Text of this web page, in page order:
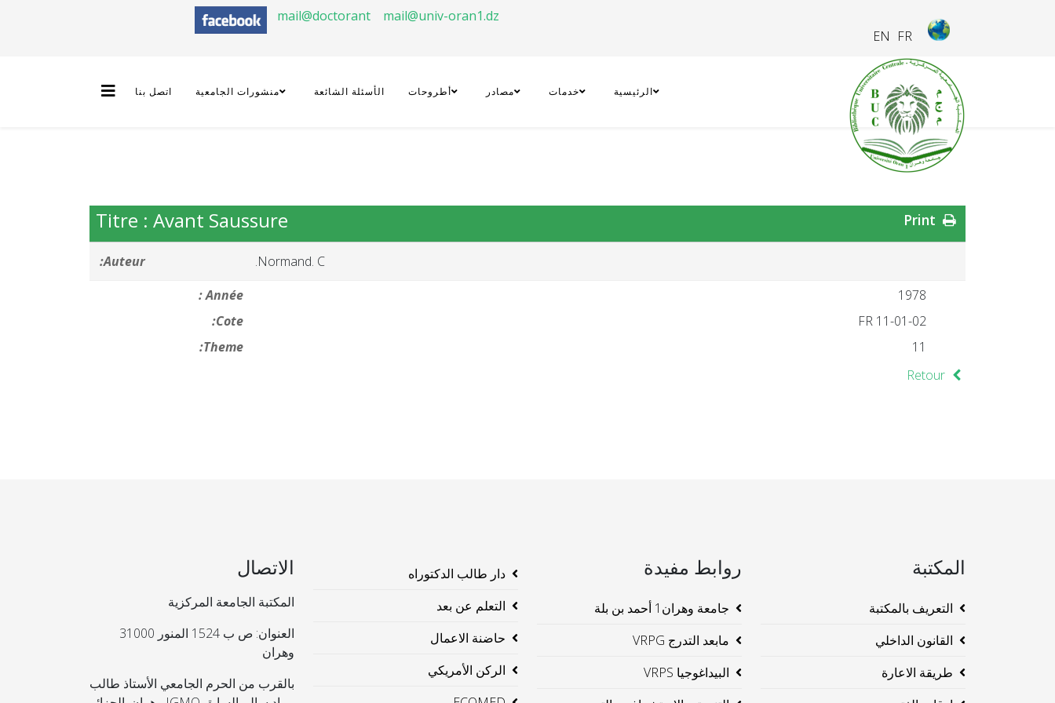
FR
EN
mail@doctorant mail@univ-oran1.dz
الرئيسية خدمات مصادر أطروحات الأسئلة الشائعة منشورات الجامعية اتصل بنا
Titre : Avant Saussure
Auteur:
Normand. C.
Année :
1978
Cote:
FR 11-01-02
Theme:
11
Retour
المكتبة
التعريف بالمكتبة
القانون الداخلي
طريقة الاعارة
روابط مفيدة
جامعة وهران1 أحمد بن بلة
مابعد التدرج VRPG
البيداغوجيا VRPS
دار طالب الدكتوراه
التعلم عن بعد
حاضنة الاعمال
الركن الأمريكي
الاتصال
المكتبة الجامعة المركزية
العنوان: ص ب 1524 المنور 31000
وهران
بالقرب من الحرم الجامعي الأستاذ طالب